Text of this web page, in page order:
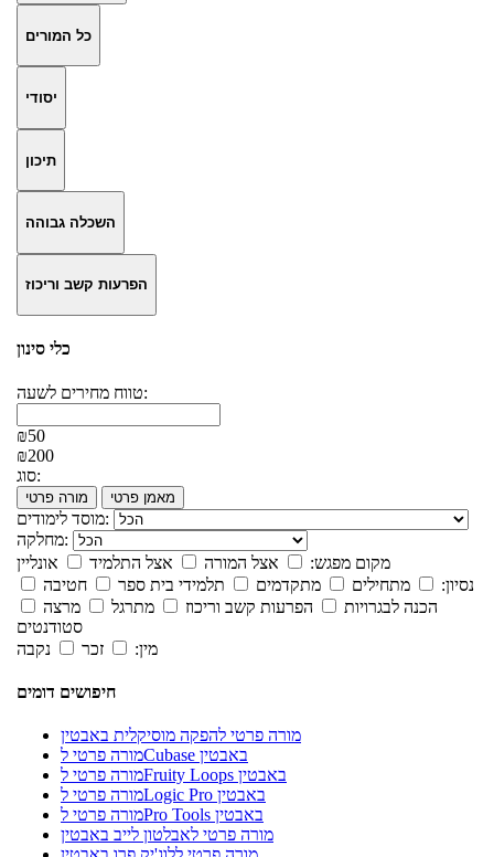
כל המורים
יסודי
תיכון
השכלה גבוהה
הפרעות קשב וריכוז
כלי סינון
טווח מחירים לשעה:
₪50
₪200
סוג:
מורה פרטי מאמן פרטי
מוסד לימודים:
מחלקה:
מקום מפגש:
אצל המורה אצל התלמיד
אונליין
נסיון:
מתחילים מתקדמים תלמידי בית ספר
חטיבה
הכנה לבגרויות
הפרעות קשב וריכוז מתרגל
מרצה
סטודנטים
מין:
זכר נקבה
חיפושים דומים
מורה פרטי להפקה מוסיקלית באבטין
מורה פרטי לCubase באבטין
מורה פרטי לFruity Loops באבטין
מורה פרטי לLogic Pro באבטין
מורה פרטי לPro Tools באבטין
מורה פרטי לאבלטון לייב באבטין